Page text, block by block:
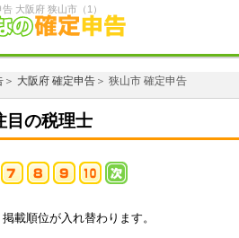
大阪府 狭山市（1）
＞ 大阪府 確定申告＞ 狭山市 確定申告
目の税理士
載順位が入れ替わります。